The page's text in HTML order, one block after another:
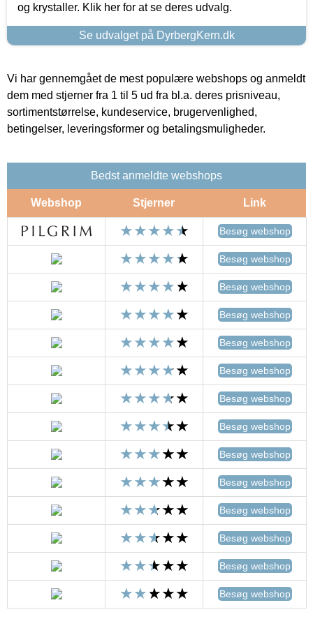
og krystaller. Klik her for at se deres udvalg.
Se udvalget på DyrbergKern.dk
Vi har gennemgået de mest populære webshops og anmeldt
dem med stjerner fra 1 til 5 ud fra bl.a. deres prisniveau,
sortimentstørrelse, kundeservice, brugervenlighed,
betingelser, leveringsformer og betalingsmuligheder.
Bedst anmeldte webshops
Webshop Stjerner Link
Besøg webshop
Besøg webshop
Besøg webshop
Besøg webshop
Besøg webshop
Besøg webshop
Besøg webshop
Besøg webshop
Besøg webshop
Besøg webshop
Besøg webshop
Besøg webshop
Besøg webshop
Besøg webshop